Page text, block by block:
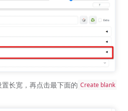
长宽，再点击最下面的 Create blank